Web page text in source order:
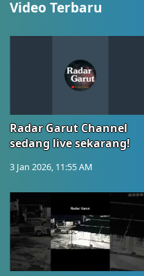
Video Terbaru
Radar Garut Channel
sedang live sekarang!
3 Jan 2026, 11:55 AM